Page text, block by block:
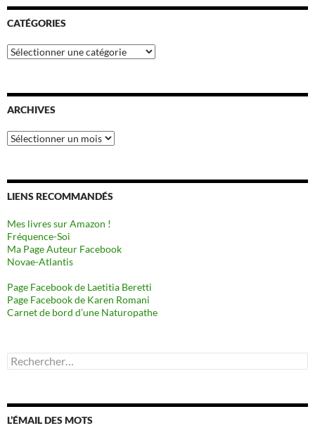
CATÉGORIES
Catégories
ARCHIVES
Archives
LIENS RECOMMANDÉS
Mes livres sur Amazon !
Fréquence-Soi
Ma Page Auteur Facebook
Novae-Atlantis
Page Facebook de Laetitia Beretti
Page Facebook de Karen Romani
Carnet de bord d’une Naturopathe
Rechercher :
L’ÉMAIL DES MOTS